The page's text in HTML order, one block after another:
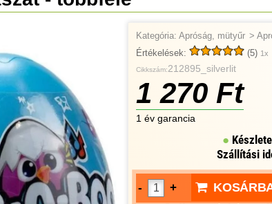
Kategória: Apróság, mütyűr >
Értékelések:
(5) 1x
Cikkszám:212895_silverlit
1 270 Ft
1 év garancia
Szállítási
- +